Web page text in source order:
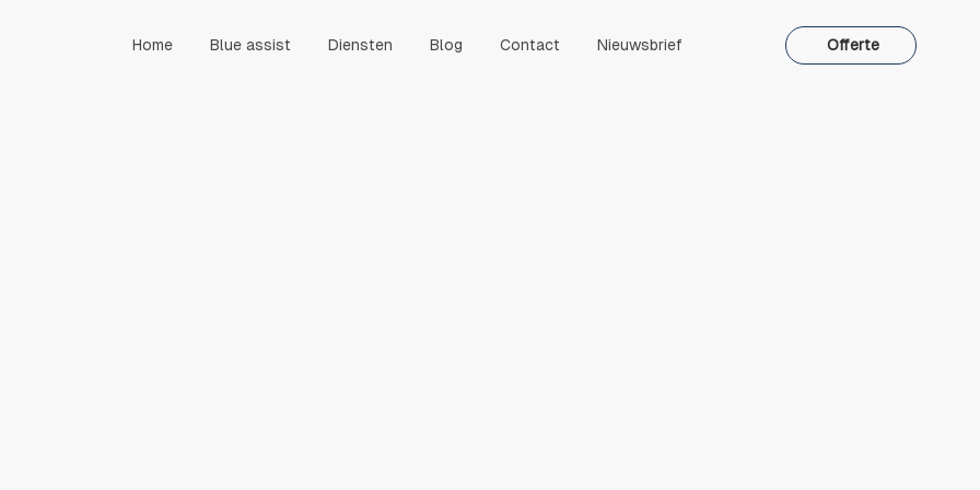
Home Blue assist Diensten Blog Contact Nieuwsbrief Offerte